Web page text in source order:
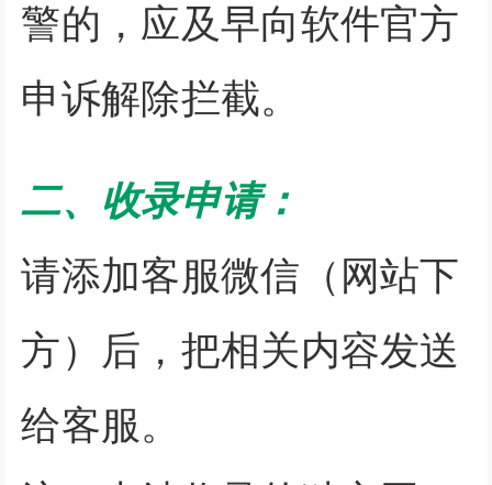
警的，应及早向软件官方
申诉解除拦截。
二、收录申请：
请添加客服微信（网站下
方）后，把相关内容发送
给客服。